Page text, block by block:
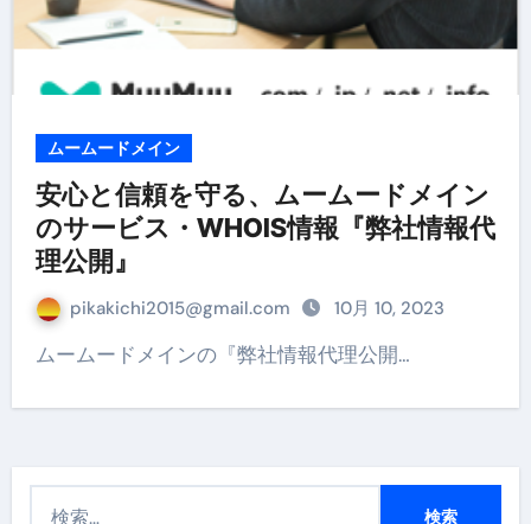
ムームードメイン
安心と信頼を守る、ムームードメイン
のサービス・WHOIS情報『弊社情報代
理公開』
pikakichi2015@gmail.com 10月 10, 2023
ムームードメインの『弊社情報代理公開…